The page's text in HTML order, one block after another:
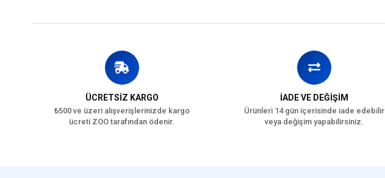
ÜCRETSİZ KARGO
₺500 ve üzeri alışverişlerinizde kargo
ücreti ZOO tarafından ödenir.
İADE VE DEĞİŞİM
Ürünleri 14 gün içerisinde iade edebilir
veya değişim yapabilirsiniz.